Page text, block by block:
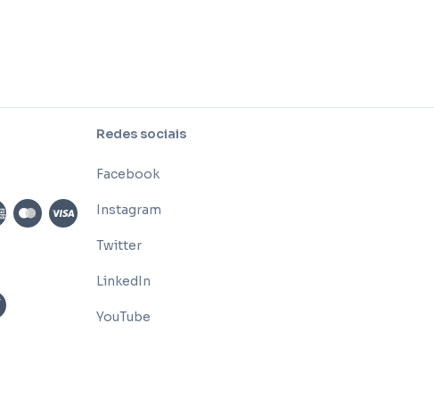
Redes sociais
Facebook
Instagram
Twitter
LinkedIn
YouTube